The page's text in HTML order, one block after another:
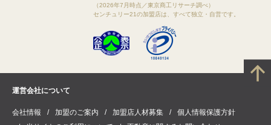
（2026年7月時点／東京商工リサーチ調べ）
センチュリー21の加盟店は、すべて独立・自営です。
運営会社について
会社情報 加盟のご案内 加盟店人材募集
個人情報保護方針